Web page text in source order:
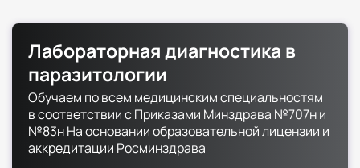
Способы оплаты
Поступающим
Сведения об образовательной организации
Контакты
Лабораторная диагностика в
паразитологии
Обучаем по всем медицинским специальностям
в соответствии с Приказами Минздрава №707н и
№83н На основании образовательной лицензии и
аккредитации Росминздрава